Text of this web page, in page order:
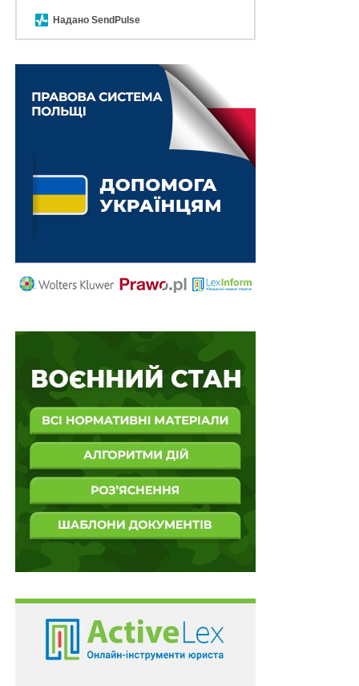
Підготував Леонід Лазебний
До комплексного огляду системи соціального
адаптується під час війни
поїздів до Польщі здійснюватиметься також
У разі проведення розгляду без адвоката суд
має максимально компенсувати його
відсутність…
Відмову супроводжувати дитину під час
примусової евакуації фіксує поліцейський
ПОВ'ЯЗАНІ ТЕМИ: FEATURED
LEX
ВЕРХОВНИЙ СУД УКРАЇНИ
КК УКРАЇНИ КПК УКРАЇНИ
Заява про вчинення злочину не є доказом у
реагування органів досудового розслідування
НЕ ПРОПУСТІТЬ
Проведення нового слідчого експерименту без
участі підозрюваного без його повідомлення про
Надано SendPulse